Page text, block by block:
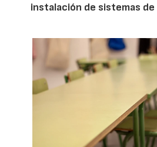
instalación de sistemas